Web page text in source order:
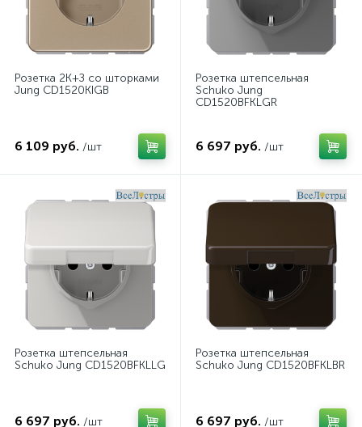
Розетка 2K+З со шторками
Jung CD1520KIGB
6 109 руб. /шт
Розетка штепсельная
Schuko Jung
CD1520BFKLGR
6 697 руб. /шт
Розетка штепсельная
Schuko Jung CD1520BFKLLG
6 697 руб. /шт
Розетка штепсельная
Schuko Jung CD1520BFKLBR
6 697 руб. /шт